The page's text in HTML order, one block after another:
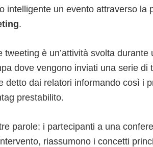
intelligente un evento attraverso la
.
tweeting è un’attività svolta
dove vengono inviati una serie
detto dai relatori informando così i
prestabilito.
parole: i partecipanti a una
riassumono i concetti